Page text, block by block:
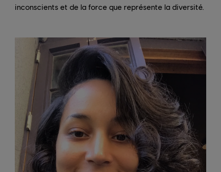
inconscients et de la force que représente la diversité.